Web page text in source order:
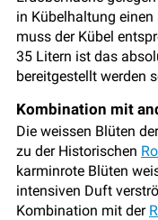
in Kübelhaltung
muss der Kübel
35 Litern ist das
bereitgestellt werden
Kombination mit
Die weissen Blüten
zu der Historischen
karminrote Blüten
intensiven Duft
Kombination mit der